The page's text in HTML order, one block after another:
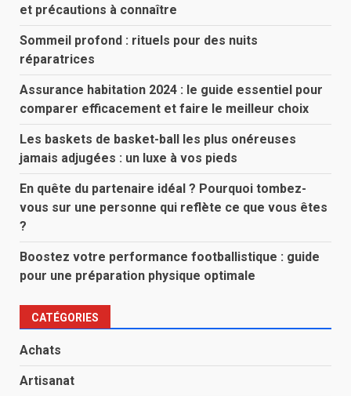
et précautions à connaître
Sommeil profond : rituels pour des nuits
réparatrices
Assurance habitation 2024 : le guide essentiel pour
comparer efficacement et faire le meilleur choix
Les baskets de basket-ball les plus onéreuses
jamais adjugées : un luxe à vos pieds
En quête du partenaire idéal ? Pourquoi tombez-
vous sur une personne qui reflète ce que vous êtes
?
Boostez votre performance footballistique : guide
pour une préparation physique optimale
CATÉGORIES
Achats
Artisanat